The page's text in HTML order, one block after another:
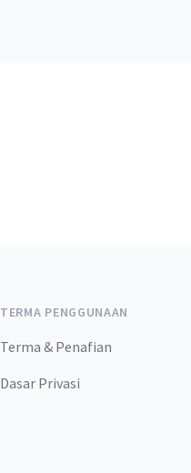
TERMA PENGGUNAAN
Terma & Penafian
Dasar Privasi